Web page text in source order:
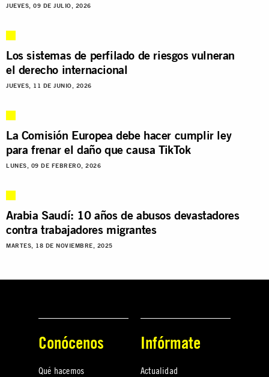
JUEVES, 09 DE JULIO, 2026
Los sistemas de perfilado de riesgos vulneran
el derecho internacional
JUEVES, 11 DE JUNIO, 2026
La Comisión Europea debe hacer cumplir ley
para frenar el daño que causa TikTok
LUNES, 09 DE FEBRERO, 2026
Arabia Saudí: 10 años de abusos devastadores
contra trabajadores migrantes
MARTES, 18 DE NOVIEMBRE, 2025
Conócenos
Qué hacemos
Infórmate
Actualidad